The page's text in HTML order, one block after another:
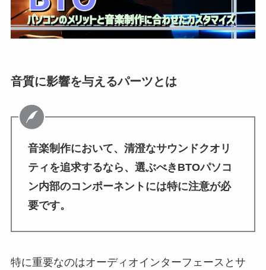
音質に影響を与えるパーツとは
音楽制作において、清澄なサウンドクオリ
ティを追求するなら、選ぶべきBTOパソコ
ン内部のコンポーネントには特に注意が必
要です。
特に重要なのはオーディオインターフェースとサ